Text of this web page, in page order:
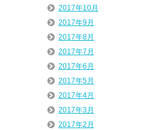
2017年10月
2017年9月
2017年8月
2017年7月
2017年6月
2017年5月
2017年4月
2017年3月
2017年2月